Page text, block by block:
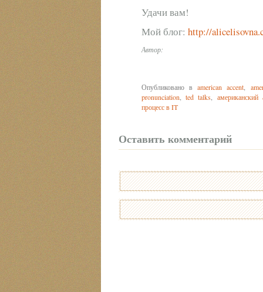
Удачи вам!
Мой блог: http://
Автор:
Опубликовано вamerican accent
pronunciation ,ted talks
американский
процесс в IT
Оставить комментарий